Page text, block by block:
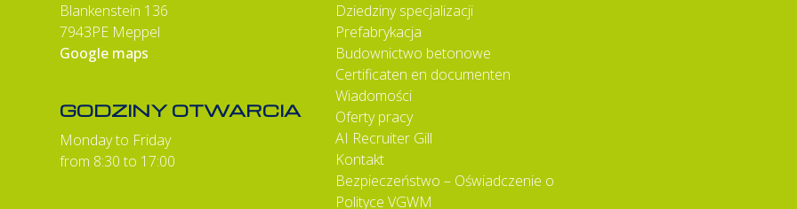
Blankenstein 136
7943PE Meppel
Google maps
GODZINY OTWARCIA
Monday to Friday
from 8:30 to 17:00
Dziedziny specjalizacji
Prefabrykacja
Budownictwo betonowe
Certificaten en documenten
Wiadomości
Oferty pracy
AI Recruiter Gill
Kontakt
Bezpieczeństwo – Oświadczenie o
Polityce VGWM